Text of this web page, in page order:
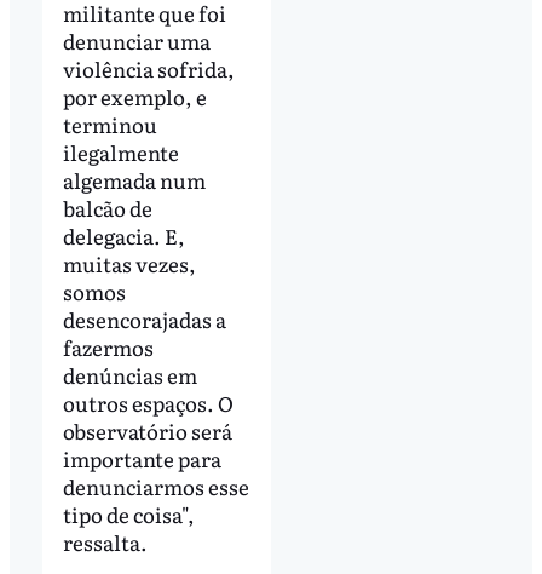
militante que foi
denunciar uma
violência sofrida,
por exemplo, e
terminou
ilegalmente
algemada num
balcão de
delegacia. E,
muitas vezes,
somos
desencorajadas a
fazermos
denúncias em
outros espaços. O
observatório será
importante para
denunciarmos esse
tipo de coisa",
ressalta.